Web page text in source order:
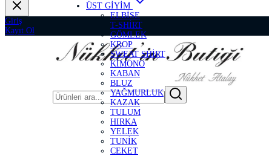
Giriş
Kayıt Ol
ÜST GİYİM
ELBİSE
T-SHİRT
GÖMLEK
KROP
SWEAT SHİRT
KİMONO
KABAN
BLUZ
YAĞMURLUK
KAZAK
TULUM
HIRKA
YELEK
TUNİK
CEKET